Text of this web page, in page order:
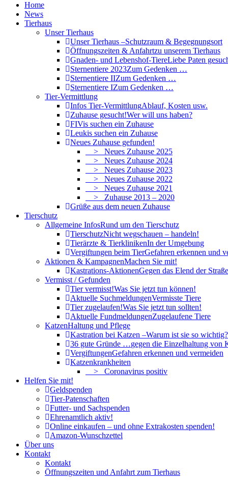
Home
News
Tierhaus
Unser Tierhaus
Unser Tierhaus –Schutzraum & Begegnungsort
Öffnungszeiten & Anfahrtzu unserem Tierhaus
Gnaden- und Lebenshof-TiereLiebe Paten
Sternentiere 2023Zum Gedenken …
Sternentiere IIZum Gedenken …
Sternentiere IZum Gedenken …
Tier-Vermittlung
Infos Tier-VermittlungAblauf, Kosten usw.
Zuhause gesucht!Wer will uns haben?
FIVis suchen ein Zuhause
Leukis suchen ein Zuhause
Neues Zuhause gefunden!
> Neues Zuhause 2025
> Neues Zuhause 2024
> Neues Zuhause 2023
> Neues Zuhause 2022
> Neues Zuhause 2021
> Zuhause 2013 – 2020
Grüße aus dem neuen Zuhause
Tierschutz
Allgemeine InfosRund um den Tierschutz
TierschutzNicht wegschauen – handeln!
Tierärzte & TierklinikenIn der Umgebung
Vergiftungen beim TierGefahren erkennen und
Aktionen & KampagnenMachen Sie mit!
Kastrations-AktionenGegen das Elend der
Vermisst / Gefunden
Tier vermisst!Was Sie jetzt tun können!
Aktuelle SuchmeldungenVermisste Tiere
Tier zugelaufen!Was Sie jetzt tun sollten!
Aktuelle FundmeldungenZugelaufene Tiere
KatzenHaltung und Pflege
Kastration bei Katzen –Warum ist sie so wichtig?
36 gute Gründe …gegen die Einzelhaltung von
VergiftungenGefahren erkennen und vermeiden
Katzenkrankheiten
> Coronavirus positiv
Helfen Sie mit!
Geldspenden
Tier-Patenschaften
Futter- und Sachspenden
Ehrenamtlich aktiv!
Online einkaufen – und ohne Extrakosten spenden!
Amazon-Wunschzettel
Über uns
Kontakt
Kontakt
Öffnungszeiten und Anfahrt zum Tierhaus